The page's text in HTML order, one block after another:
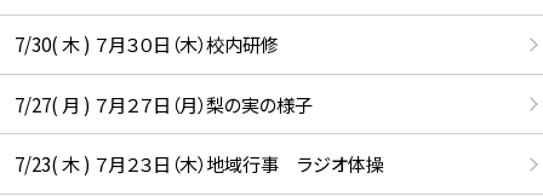
7/30( 木 ) ７月３０日（木）校内研修
7/27( 月 ) ７月２７日（月）梨の実の様子
7/23( 木 ) ７月２３日（木）地域行事 ラジオ体操